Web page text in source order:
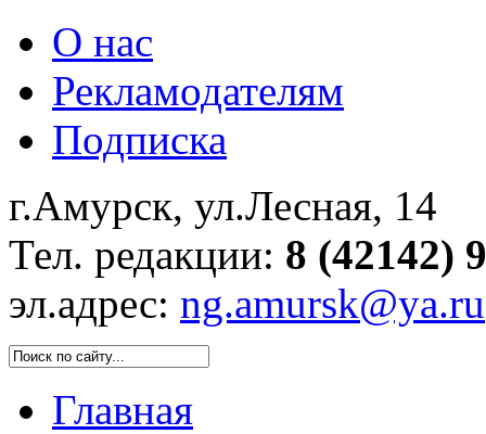
О нас
Рекламодателям
Подписка
г.Амурск, ул.Лесная, 14
Тел. редакции: 8 (42142)
эл.адрес: ng.amursk@ya.ru
Главная